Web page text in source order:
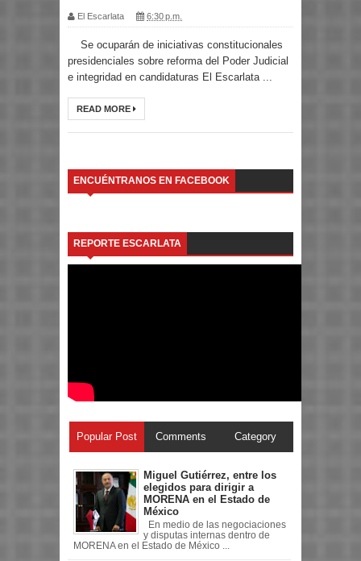
El Escarlata 6:30 p.m.
Se ocuparán de iniciativas constitucionales
presidenciales sobre reforma del Poder Judicial
e integridad en candidaturas El Escarlata ...
READ MORE
ENCUÉNTRANOS EN FACEBOOK
REPORTE ESCARLATA
Popular Post Comments Category
Miguel Gutiérrez, entre los
elegidos para dirigir a
MORENA en el Estado de
México
En medio de las negociaciones
y disputas internas dentro de
MORENA en el Estado de México ...